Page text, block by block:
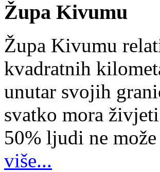
Župa Kivumu
Župa Kivumu
kvadratnih
unutar svojih
svatko mora
50% ljudi ne
više...